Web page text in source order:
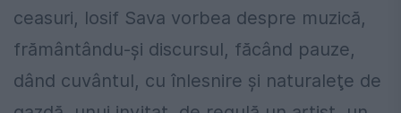
ceasuri, Iosif Sava vorbea despre muzică,
frământându-şi discursul, făcând pauze,
dând cuvântul, cu înlesnire şi naturaleţe de